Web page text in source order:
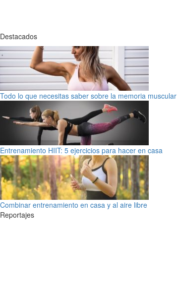
Destacados
Todo lo que necesitas saber sobre la memoria muscular
Entrenamiento HIIT: 5 ejercicios para hacer en casa
Combinar entrenamiento en casa y al aire libre
Reportajes